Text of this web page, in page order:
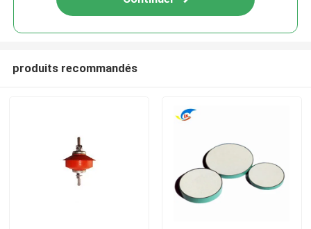
produits recommandés